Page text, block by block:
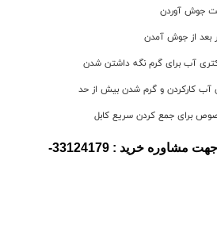
جوش آوردن
بعد از جوش آمدن
کتری آب برای گرم نگه داشتن شدن
آب کارکردن و گرم شدن بيش از حد
برای جمع کردن سریع کابل
☎️مرکز تماس بوش ایران جهت مشاوره خرید : 33124179-